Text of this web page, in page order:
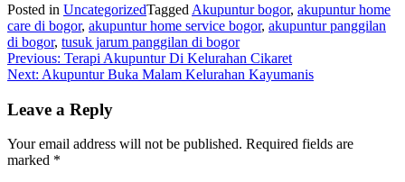
Posted in UncategorizedTagged Akupuntur bogor, akupuntur home
care di bogor, akupuntur home service bogor, akupuntur panggilan
di bogor, tusuk jarum panggilan di bogor
Post
navigation
Previous: Terapi Akupuntur Di Kelurahan Cikaret
Next: Akupuntur Buka Malam Kelurahan Kayumanis
Leave a Reply
Your email address will not be published. Required fields are
marked *